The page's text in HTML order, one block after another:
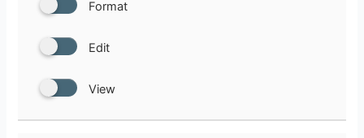
Format
Edit
View